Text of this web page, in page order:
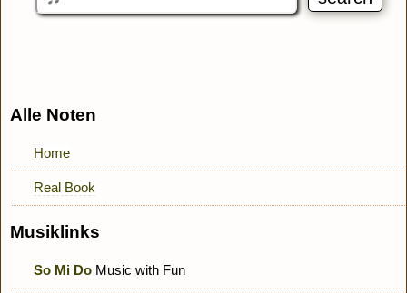
Alle Noten
Home
Real Book
Musiklinks
So Mi Do Music with Fun